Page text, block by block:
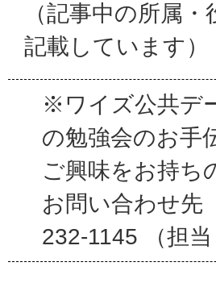
（記事中の所属
記載しています）
※ワイズ公共デ
の勉強会のお手
ご興味をお持ち
お問い合わせ
232-1145 （担当